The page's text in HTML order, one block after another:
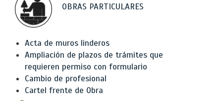
OBRAS PARTICULARES
Acta de muros linderos
Ampliación de plazos de trámites que
requieren permiso con formulario
Cambio de profesional
Cartel frente de Obra